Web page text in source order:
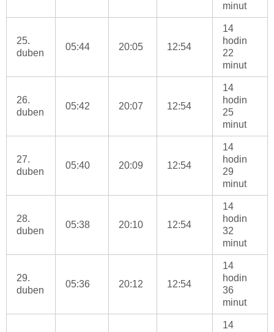
minut
25.
duben
05:44 20:05 12:54
14
hodin
22
minut
26.
duben
05:42 20:07 12:54
14
hodin
25
minut
27.
duben
05:40 20:09 12:54
14
hodin
29
minut
28.
duben
05:38 20:10 12:54
14
hodin
32
minut
29.
duben
05:36 20:12 12:54
14
hodin
36
minut
14